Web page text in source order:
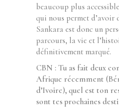
beaucoup plus
qui nous permet d’avoir
Sankara est donc un
parcours, la vie et
définitivement marqué.
CBN : Tu as fait deux
Afrique récemment
d’Ivoire), quel est ton
sont tes prochaines